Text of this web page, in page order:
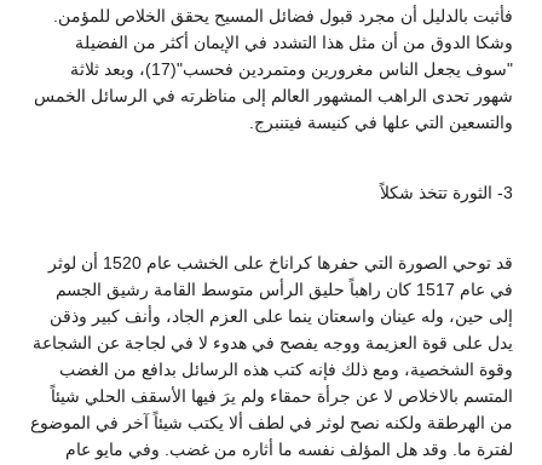
فأثبت بالدليل أن مجرد قبول فضائل المسيح يحقق الخلاص للمؤمن.
وشكا الدوق من أن مثل هذا التشدد في الإيمان أكثر من الفضيلة
"سوف يجعل الناس مغرورين ومتمردين فحسب"(17)، وبعد ثلاثة
شهور تحدى الراهب المشهور العالم إلى مناظرته في الرسائل الخمس
والتسعين التي علها في كنيسة فيتنبرج.
3- الثورة تتخذ شكلاً
قد توحي الصورة التي حفرها كراناخ على الخشب عام 1520 أن لوثر
في عام 1517 كان راهباً حليق الرأس متوسط القامة رشيق الجسم
إلى حين، وله عينان واسعتان ينما على العزم الجاد، وأنف كبير وذقن
يدل على قوة العزيمة ووجه يفصح في هدوء لا في لجاجة عن الشجاعة
وقوة الشخصية، ومع ذلك فإنه كتب هذه الرسائل بدافع من الغضب
المتسم بالاخلاص لا عن جرأة حمقاء ولم يرَ فيها الأسقف الحلي شيئاً
من الهرطقة ولكنه نصح لوثر في لطف ألا يكتب شيئاً آخر في الموضوع
لفترة ما. وقد هل المؤلف نفسه ما أثاره من غضب. وفي مايو عام